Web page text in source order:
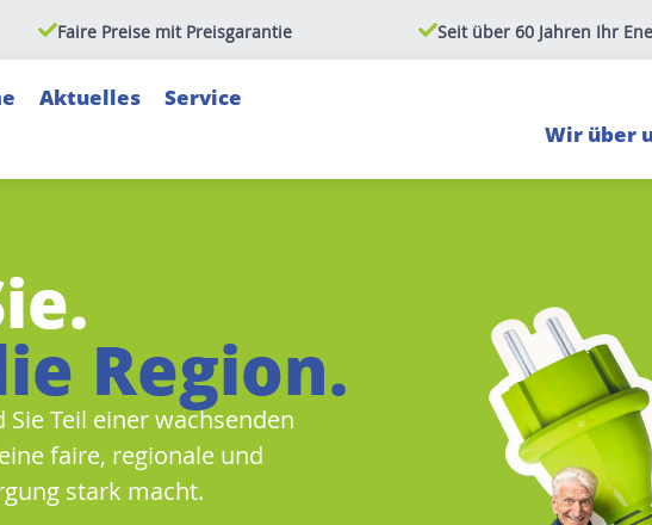
Faire Preise mit Preisgarantie Seit über 60 Jahren Ihr
Aktuelles
Service
Wir über
Region.
Teil einer wachsenden
faire, regionale und
stark macht.